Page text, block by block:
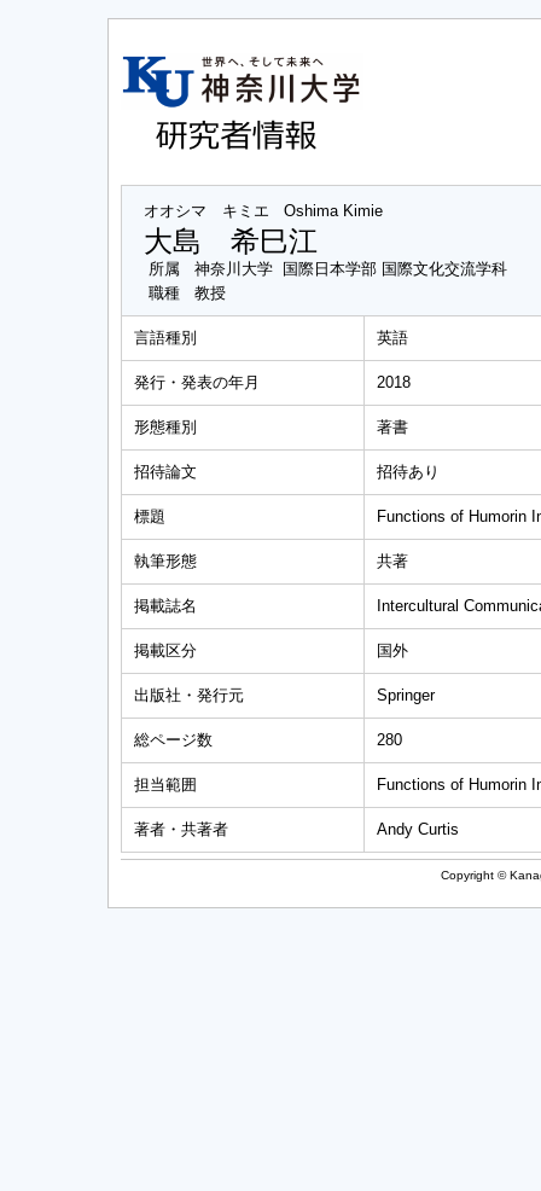
オオシマ キミエ Oshima Kimie
大島 希巳江
所属
神奈川大学 国際日本学部 国際文化交流学科
職種
教授
言語種別 英語
発行・発表の年月 2018
形態種別 著書
招待論文 招待あり
標題 Functions of Humorin
執筆形態 共著
掲載誌名 Intercultural
掲載区分 国外
出版社・発行元 Springer
総ページ数 280
担当範囲 Functions of Humorin
著者・共著者 Andy Curtis
Copyright ©